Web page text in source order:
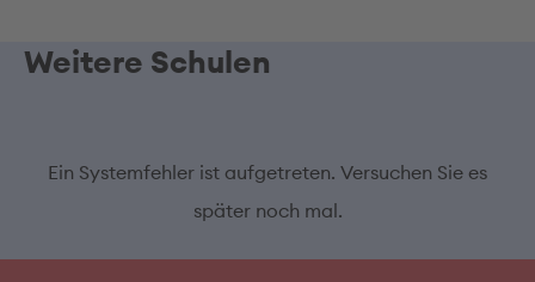
Weitere Schulen
Ein Systemfehler ist aufgetreten. Versuchen Sie es
später noch mal.